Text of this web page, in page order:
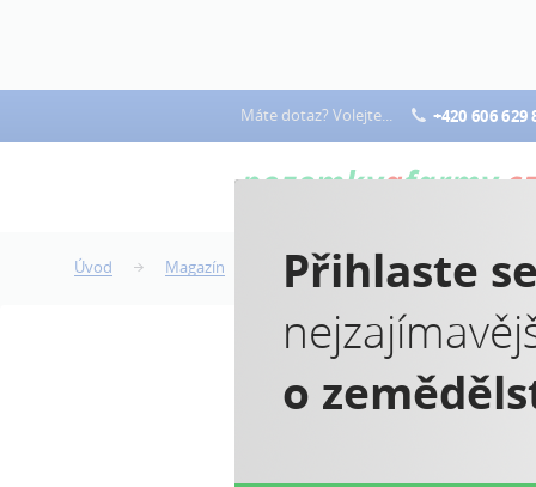
Máte dotaz? Volejte... +420 606 629
Úvod Magazín Vynětí ze zemědělského fondu
Přihlaste
o